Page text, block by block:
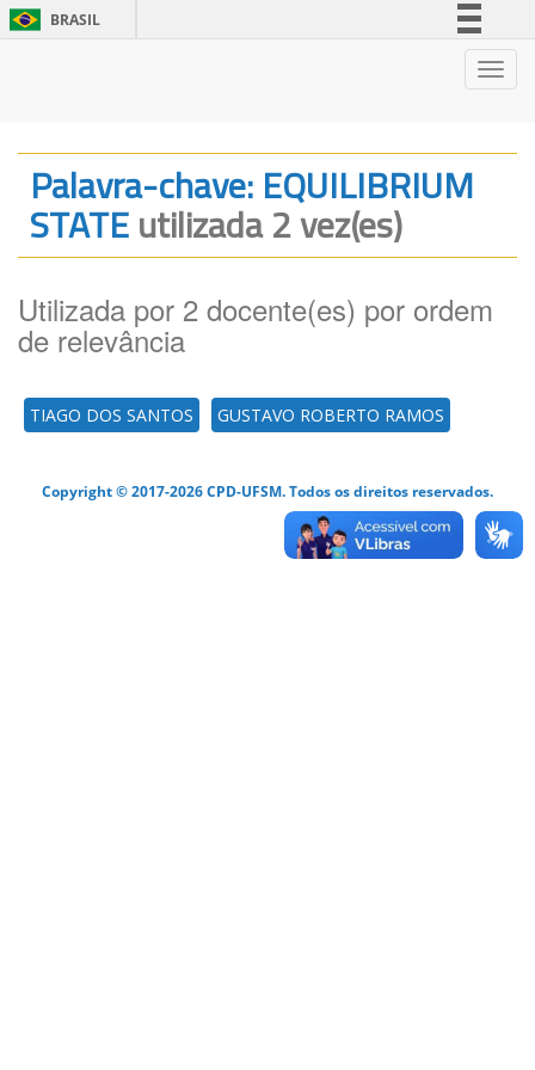
BRASIL
Legislação
Canais
Palavra-chave: EQUILIBRIUM
STATEutilizada 2 vez(es)
Utilizada por 2 docente(es) por ordem
de relevância
TIAGO DOS SANTOS GUSTAVO ROBERTO RAMOS
Copyright © 2017-2026 CPD-UFSM. Todos os direitos reservados.